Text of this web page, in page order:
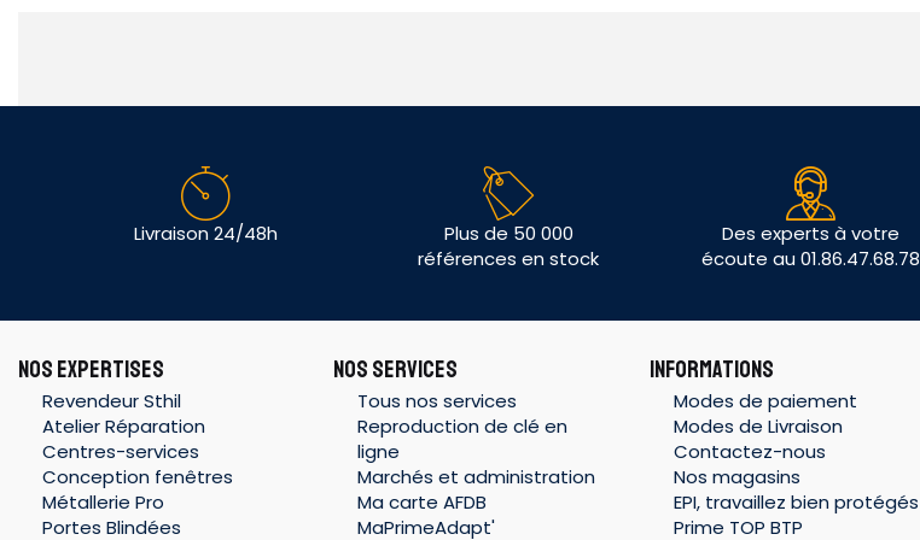
Livraison 24/48h
Plus de 50 000
références en stock
Des experts à votre
écoute au 01.86.47.68.78
NOS EXPERTISES
Revendeur Sthil
Atelier Réparation
Centres-services
Conception fenêtres
Métallerie Pro
Portes Blindées
NOS SERVICES
Tous nos services
Reproduction de clé en
ligne
Marchés et administration
Ma carte AFDB
MaPrimeAdapt'
INFORMATIONS
Modes de paiement
Modes de Livraison
Contactez-nous
Nos magasins
EPI, travaillez bien protégés
Prime TOP BTP